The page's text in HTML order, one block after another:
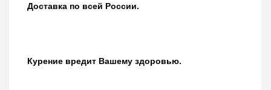
Доставка по всей России.
Курение вредит Вашему здоровью.